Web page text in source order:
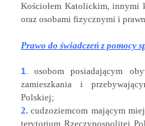
Kościołem Katolickim, innymi
oraz osobami fizycznymi i
Prawo do świadczeń z pomocy
1.
osobom posiadającym
zamieszkania i
Polskiej;
2. cudzoziemcom mającym
terytorium Rzeczypospolitej